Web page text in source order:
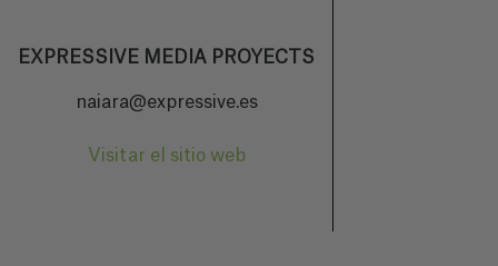
EXPRESSIVE MEDIA PROYECTS
naiara@expressive.es
Visitar el sitio web